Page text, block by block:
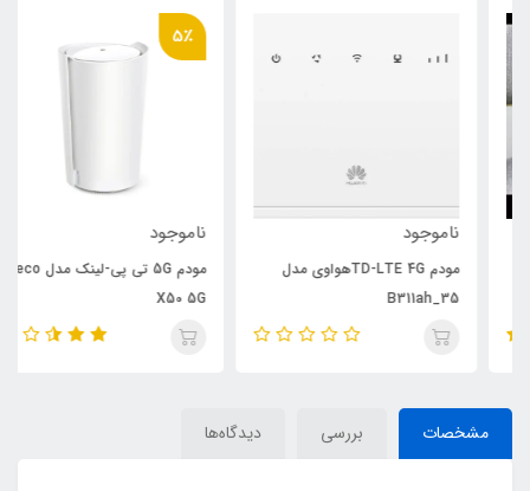
ناموجود
مودم TD-LTE 4Gهواوی مدل
B311ah_35
ناموجود
مودم 5G تی پی-لینک مدل Deco
X50 5G
مشخصات بررسی دیدگاه‌ها